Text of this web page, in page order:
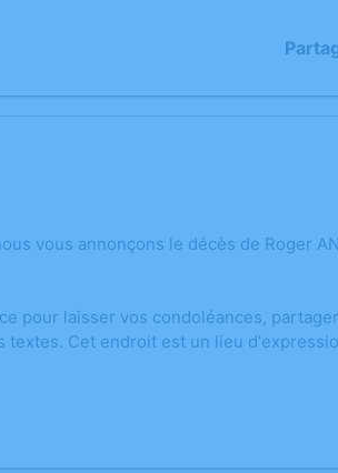
vous annonçons le décès de Roger
pour laisser vos condoléances,
textes. Cet endroit est un lieu